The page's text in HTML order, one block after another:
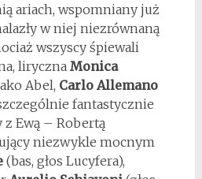
ariach, wspomniany już
w niej niezrównaną
wszyscy śpiewali
liryczna Monica
Abel, Carlo Allemano
fantastycznie
z Ewą – Robertą
niezwykle mocnym
(bas, głos Lucyfera),